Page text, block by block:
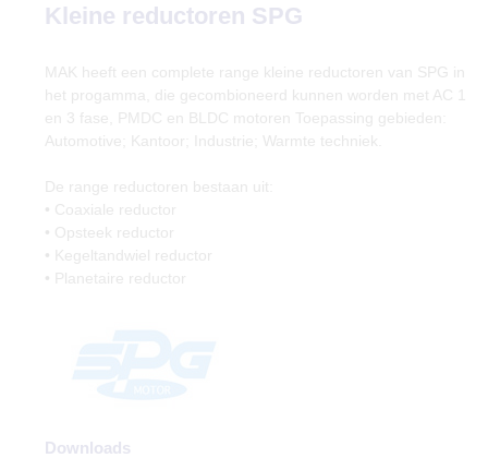
Kleine reductoren SPG
MAK heeft een complete range kleine reductoren van SPG in
het progamma, die gecombioneerd kunnen worden met AC 1
en 3 fase, PMDC en BLDC motoren Toepassing gebieden:
Automotive; Kantoor; Industrie; Warmte techniek.
De range reductoren bestaan uit:
• Coaxiale reductor
• Opsteek reductor
• Kegeltandwiel reductor
• Planetaire reductor
Downloads